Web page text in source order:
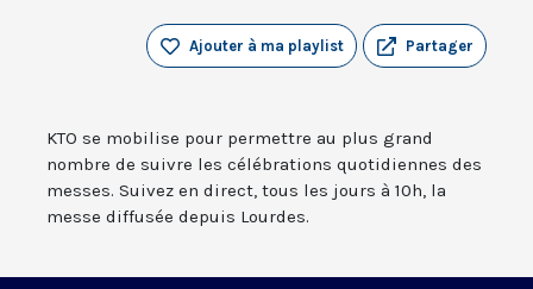
Partager
Ajouter à ma playlist
KTO se mobilise pour permettre au plus grand
nombre de suivre les célébrations quotidiennes des
messes. Suivez en direct, tous les jours à 10h, la
messe diffusée depuis Lourdes.